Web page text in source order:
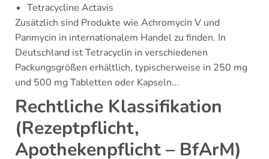
Tetracycline Actavis
Zusätzlich sind Produkte wie Achromycin V und
Panmycin in internationalem Handel zu finden. In
Deutschland ist Tetracyclin in verschiedenen
Packungsgrößen erhältlich, typischerweise in 250 mg
und 500 mg Tabletten oder Kapseln...
Rechtliche Klassifikation
(Rezeptpflicht,
Apothekenpflicht – BfArM)